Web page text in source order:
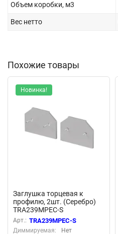
Объем коробки, м3
Вес нетто
Похожие товары
Новинка!
Заглушка торцевая к
профилю, 2шт. (Серебро)
TRA239MPEC-S
Арт.: TRA239MPEC-S
Диммируемая:
Нет